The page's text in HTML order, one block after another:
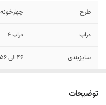
طرح چهارخونه
دراپ دراپ 6
سایزبندی ۴۶ الی ۵۶
توضیحات